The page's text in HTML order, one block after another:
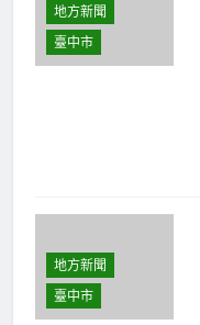
地方新聞
臺中市
地方新聞
臺中市